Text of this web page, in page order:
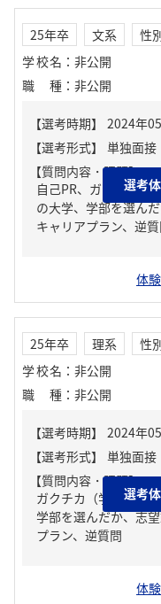
25年卒 文系
性
学校名 ： 非公開
職種 ： 非公開
【質問内容・課題】
自己PR、ガクチカ（
の大学、学部を選ん
キャリアプラン、逆
選考
体
25年卒 理系
性
学校名 ： 非公開
職種 ： 非公開
【質問内容・課題】
ガクチカ（学生時代
学部を選んだか、志
プラン、逆質問
選考
体